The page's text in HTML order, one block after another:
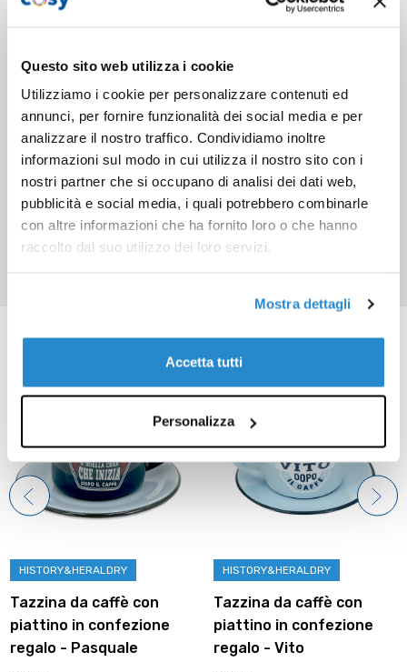
Questo sito web utilizza i cookie
Utilizziamo i cookie per personalizzare contenuti ed
annunci, per fornire funzionalità dei social media e per
analizzare il nostro traffico. Condividiamo inoltre
informazioni sul modo in cui utilizza il nostro sito con i
nostri partner che si occupano di analisi dei dati web,
pubblicità e social media, i quali potrebbero combinarle
con altre informazioni che ha fornito loro o che hanno
raccolto dal suo utilizzo dei loro servizi.
Mostra dettagli
Accetta tutti
Personalizza
HISTORY&HERALDRY
Tazzina da caffè con
piattino in confezione
regalo - Pasquale
HISTORY&HERALDRY
Tazzina da caffè con
piattino in confezione
regalo - Vito